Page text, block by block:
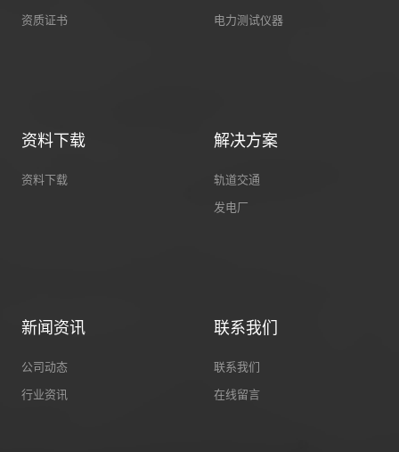
资质证书 电力测试仪器
资料下载
资料下载
解决方案
轨道交通
发电厂
新闻资讯
公司动态
行业资讯
联系我们
联系我们
在线留言